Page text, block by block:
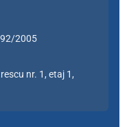
2005
nr. 1, etaj 1,